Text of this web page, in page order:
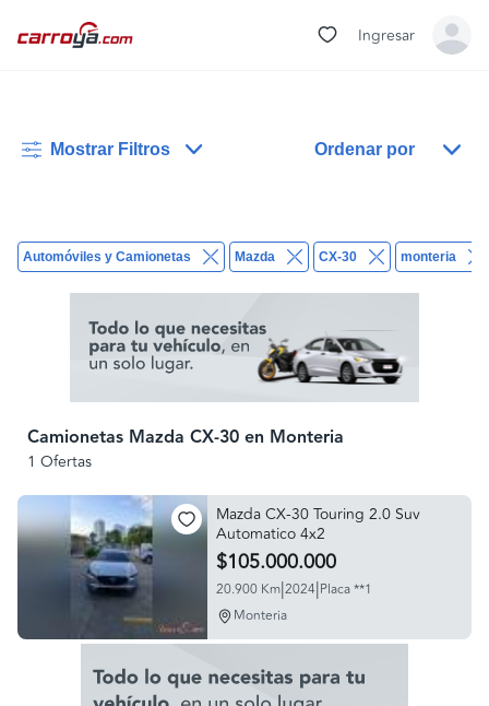
Ingresar
Mostrar Filtros Ordenar por
Automóviles y Camionetas Mazda CX-30 monteria
Camionetas Mazda CX-30 en Monteria
1 Ofertas
Mazda CX-30 Touring 2.0 Suv
Automatico 4x2
$105.000.000
20.900 Km|2024|Placa **1
Monteria